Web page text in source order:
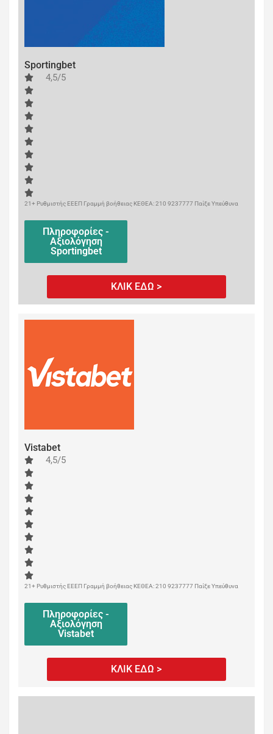
Sportingbet
4,5/5
21+ Ρυθμιστής ΕΕΕΠ Γραμμή βοήθειας ΚΕΘΕΑ: 210 9237777 Παίξε Υπεύθυνα
Πληροφορίες -
Αξιολόγηση
Sportingbet
ΚΛΙΚ ΕΔΩ >
Vistabet
4,5/5
21+ Ρυθμιστής ΕΕΕΠ Γραμμή βοήθειας ΚΕΘΕΑ: 210 9237777 Παίξε Υπεύθυνα
Πληροφορίες -
Αξιολόγηση
Vistabet
ΚΛΙΚ ΕΔΩ >